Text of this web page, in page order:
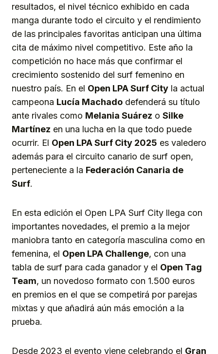
resultados, el nivel técnico exhibido en cada
manga durante todo el circuito y el rendimiento
de las principales favoritas anticipan una última
cita de máximo nivel competitivo. Este año la
competición no hace más que confirmar el
crecimiento sostenido del surf femenino en
nuestro país. En el Open LPA Surf City la actual
campeona Lucía Machado defenderá su título
ante rivales como Melania Suárez o Silke
Martínez en una lucha en la que todo puede
ocurrir. El Open LPA Surf City 2025 es valedero
además para el circuito canario de surf open,
perteneciente a la Federación Canaria de
Surf.
En esta edición el Open LPA Surf City llega con
importantes novedades, el premio a la mejor
maniobra tanto en categoría masculina como en
femenina, el Open LPA Challenge, con una
tabla de surf para cada ganador y el Open Tag
Team, un novedoso formato con 1.500 euros
en premios en el que se competirá por parejas
mixtas y que añadirá aún más emoción a la
prueba.
Desde 2023 el evento viene celebrando el Gran